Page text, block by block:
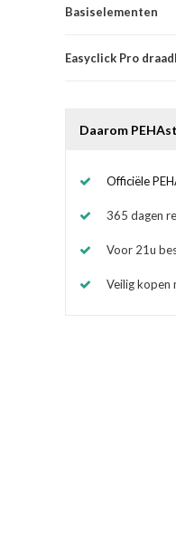
Basiselementen
Easyclick Pro
Daarom
Officiële
365 dagen
Voor 21u
Veilig kopen